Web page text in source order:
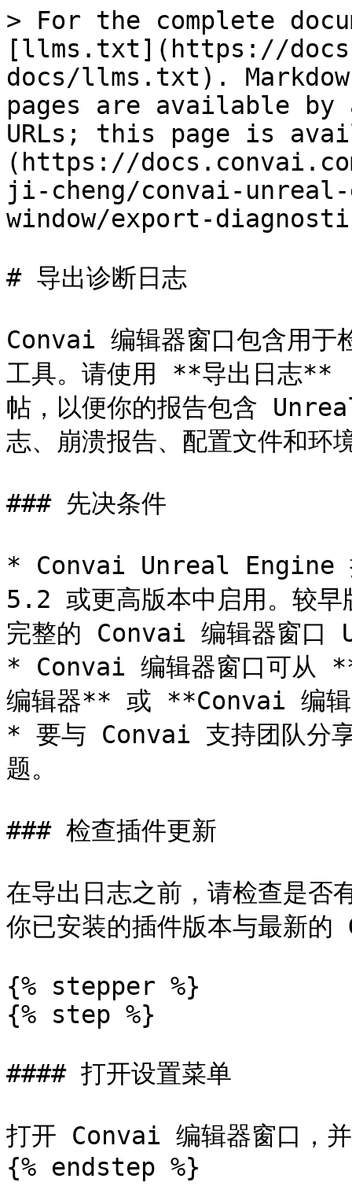
> For the complete
[llms.txt](https://
docs/llms.txt).
pages are available by
URLs; this page is
(https://
ji-cheng/convai-
window/export-
# 导出诊断日志
Convai 编辑器窗口包含用于
工具。请使用 **导出日志**
帖，以便你的报告包含
志、崩溃报告、配置文件和环
### 先决条件
* Convai Unreal Engine
5.2 或更高版本中启用。较
完整的 Convai 编辑器窗口
* Convai 编辑器窗口可从
编辑器** 或 **Convai 编辑
* 要与 Convai 支持团队分享
题。
### 检查插件更新
在导出日志之前，请检查是否
你已安装的插件版本与最新
{% stepper %}
{% step %}
#### 打开设置菜单
打开 Convai 编辑器窗口，并
{% endstep %}